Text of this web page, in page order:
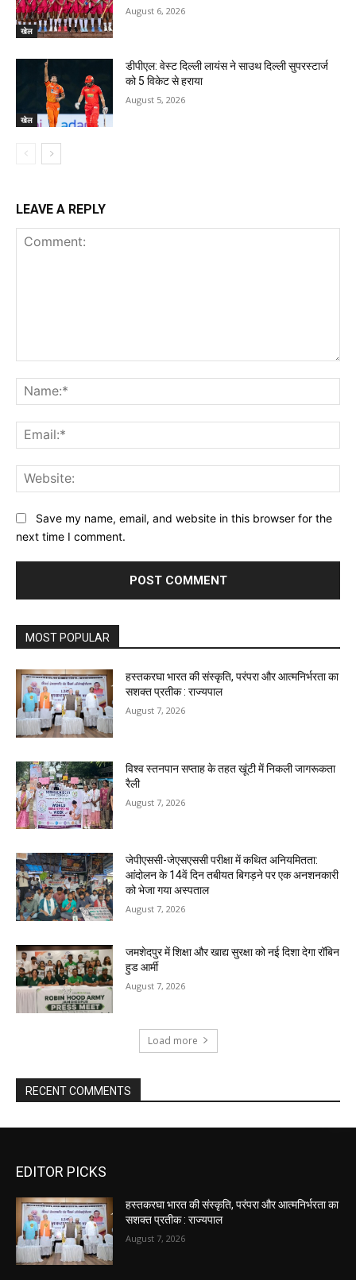
खेल
August 6, 2026
खेल
डीपीएल: वेस्ट दिल्ली लायंस ने साउथ दिल्ली सुपरस्टार्ज
को 5 विकेट से हराया
August 5, 2026
LEAVE A REPLY
Save my name, email, and website in this browser for the
next time I comment.
MOST POPULAR
हस्तकरघा भारत की संस्कृति, परंपरा और आत्मनिर्भरता का
सशक्त प्रतीक : राज्यपाल
August 7, 2026
विश्व स्तनपान सप्ताह के तहत खूंटी में निकली जागरूकता
रैली
August 7, 2026
जेपीएससी-जेएसएससी परीक्षा में कथित अनियमितता:
आंदोलन के 14वें दिन तबीयत बिगड़ने पर एक अनशनकारी
को भेजा गया अस्पताल
August 7, 2026
जमशेदपुर में शिक्षा और खाद्य सुरक्षा को नई दिशा देगा रॉबिन
हुड आर्मी
August 7, 2026
Load more
RECENT COMMENTS
EDITOR PICKS
हस्तकरघा भारत की संस्कृति, परंपरा और आत्मनिर्भरता का
सशक्त प्रतीक : राज्यपाल
August 7, 2026